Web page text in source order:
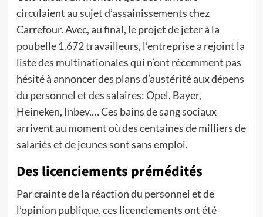
circulaient au sujet d’assainissements chez
Carrefour. Avec, au final, le projet de jeter à la
poubelle 1.672 travailleurs, l’entreprise a rejoint la
liste des multinationales qui n’ont récemment pas
hésité à annoncer des plans d’austérité aux dépens
du personnel et des salaires: Opel, Bayer,
Heineken, Inbev,… Ces bains de sang sociaux
arrivent au moment où des centaines de milliers de
salariés et de jeunes sont sans emploi.
Des licenciements prémédités
Par crainte de la réaction du personnel et de
l’opinion publique, ces licenciements ont été